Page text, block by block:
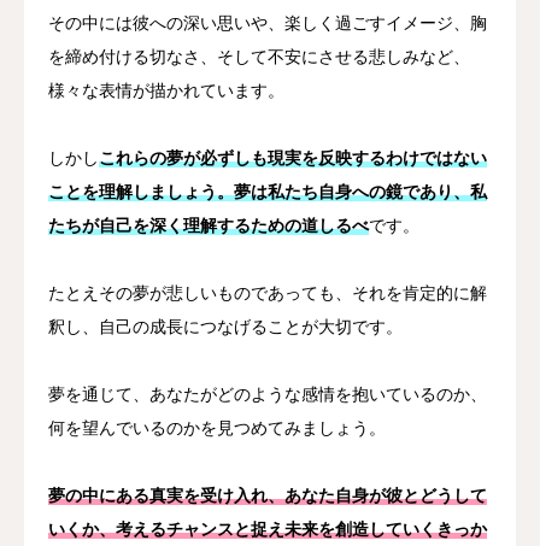
その中には彼への深い思いや、楽しく過ごすイメージ、胸
を締め付ける切なさ、そして不安にさせる悲しみなど、
様々な表情が描かれています。
しかしこれらの夢が必ずしも現実を反映するわけではない
ことを理解しましょう。夢は私たち自身への鏡であり、私
たちが自己を深く理解するための道しるべです。
たとえその夢が悲しいものであっても、それを肯定的に解
釈し、自己の成長につなげることが大切です。
夢を通じて、あなたがどのような感情を抱いているのか、
何を望んでいるのかを見つめてみましょう。
夢の中にある真実を受け入れ、あなた自身が彼とどうして
いくか、考えるチャンスと捉え未来を創造していくきっか